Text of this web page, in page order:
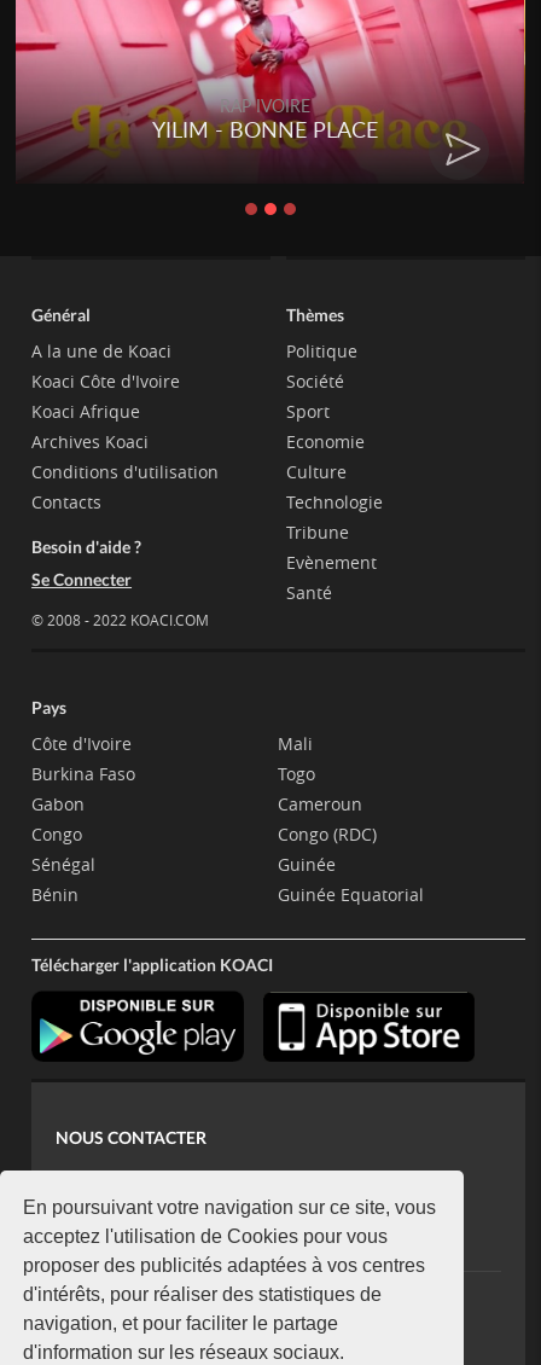
En poursuivant votre navigation sur ce site, vous
acceptez l'utilisation de Cookies pour vous
proposer des publicités adaptées à vos centres
d'intérêts, pour réaliser des statistiques de
navigation, et pour faciliter le partage
d'information sur les réseaux sociaux.
RAP IVOIRE
YILIM - BONNE PLACE
Général
A la une de Koaci
Koaci Côte d'Ivoire
Koaci Afrique
Archives Koaci
Conditions d'utilisation
Contacts
Besoin d'aide ?
Se Connecter
© 2008 - 2022 KOACI.COM
Thèmes
Politique
Société
Sport
Economie
Culture
Technologie
Tribune
Evènement
Santé
Pays
Côte d'Ivoire
Burkina Faso
Gabon
Congo
Sénégal
Bénin
Mali
Togo
Cameroun
Congo (RDC)
Guinée
Guinée Equatorial
Télécharger l'application KOACI
NOUS CONTACTER
koaci@yahoo.fr
+225 07 08 85 52 93
NEWSLETTER
Restez connecté via notre newsletter